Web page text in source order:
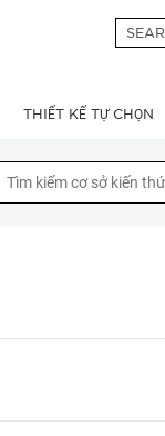
THIẾT KẾ TỰ CHỌN